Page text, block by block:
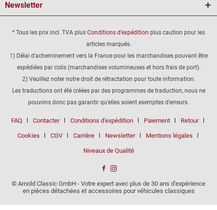
Newsletter
* Tous les prix incl. TVA plus Conditions d'expédition plus caution pour les
articles marqués.
1) Délai d'acheminement vers la France pour les marchandises pouvant être
expédiées par colis (marchandises volumineuses et hors frais de port).
2) Veuillez noter notre droit de rétractation pour toute information.
Les traductions ont été créées par des programmes de traduction, nous ne
pouvons donc pas garantir qu'elles soient exemptes d'erreurs.
FAQ Contacter Conditions d'expédition Paiement Retour
Cookies CGV Carrière Newsletter Mentions légales
Niveaux de Qualité
© Arnold Classic GmbH - Votre expert avec plus de 30 ans d'expérience
en pièces détachées et accessoires pour véhicules classiques